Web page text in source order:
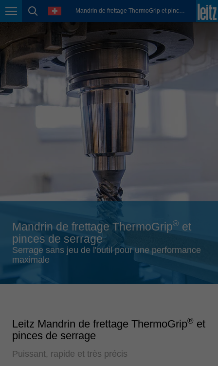
Page navigation
page search
language Mandrin de frettage ThermoGrip et pinces de serrage
México
español
Nederland
Österreich
deutsch
Polska
polski
Portugal
português
România
Română
Schweiz
français
Singapore
english
Suomi
english
Türkiye
türkçe
Mandrin de frettage ThermoGrip® et
pinces de serrage
Serrage sans jeu de l'outil pour une performance
maximale
Leitz Mandrin de frettage ThermoGrip® et
pinces de serrage
Puissant, rapide et très précis